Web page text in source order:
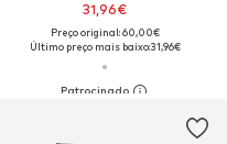
31,96€
Preço original: 60,00€
Último preço mais baixo:31,96€